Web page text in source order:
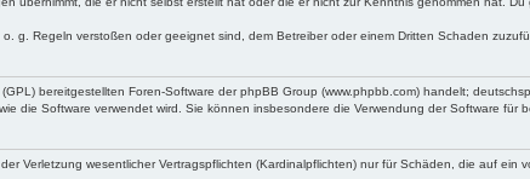
g. Regeln verstoßen oder geeignet sind, dem Betreiber oder einem Dritten Schaden
bereitgestellten Foren-Software der phpBB Group (www.phpbb.com) handelt;
die Software verwendet wird. Sie können insbesondere die Verwendung der Software für
Verletzung wesentlicher Vertragspflichten (Kardinalpflichten) nur für Schäden, die auf ein